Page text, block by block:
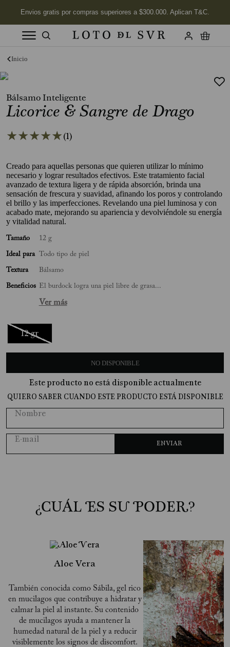
Bálsamo Inteligente
Licorice & Sangre de Drago
★★★★★ (1)
Creado para aquellas personas que quieren utilizar lo mínimo
necesario y lograr resultados efectivos. Este tratamiento facial
avanzado de textura ligera y de rápida absorción, brinda una
sensación de frescura y suavidad, afinando los poros y controlando
el brillo y las imperfecciones. Revelando una piel luminosa y con
acabado mate, mejorando su apariencia y devolviéndole su energía
y vitalidad natural.
Tamaño 12 g
Ideal para Todo tipo de piel
Textura Bálsamo
Beneficios El burdock logra una piel libre de grasa...
Ver más
12 gr
NO DISPONIBLE
Este producto no está disponible actualmente
QUIERO SABER CUANDO ESTE PRODUCTO ESTÁ DISPONIBLE
ENVIAR
¿CUÁL ES SU PODER?
Aloe Vera
También conocida como Sábila, gel rico
en mucilagos que contribuye a hidratar y
calmar la piel al instante. Su contenido
de mucilagos ayuda a mantener la
humedad natural de la piel y a reducir
visiblemente los signos de discomfort.
Términos más buscados
2. Jabon
3. Labios
4. Velas
6. Kits
7. Jabón Cuerpo
8 . Desodorante
9. Verbena
10. Perfume